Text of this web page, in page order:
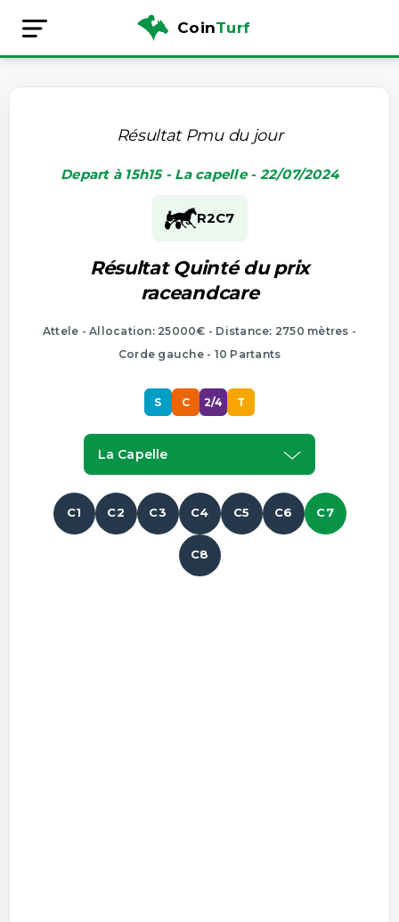
CoinTurf
Résultat Pmu du jour
Depart à 15h15 - La capelle - 22/07/2024
R2C7
Résultat Quinté du prix
raceandcare
Attele - Allocation: 25000€ - Distance: 2750 mètres -
Corde gauche - 10 Partants
S C 2/4 T
La Capelle
C1 C2 C3 C4 C5 C6 C7
C8